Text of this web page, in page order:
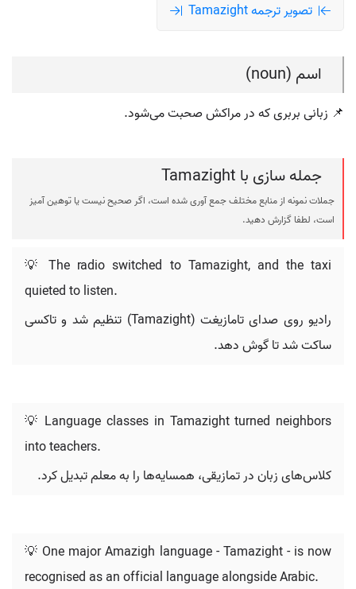
تصویر ترجمه Tamazight
اسم (noun)
📌 زبانی بربری که در مراکش صحبت می‌شود.
جمله سازی با Tamazight
جملات نمونه از منابع مختلف جمع آوری شده است، اگر صحیح نیست یا توهین آمیز
است، لطفا گزارش دهید.
💡 The radio switched to Tamazight, and the taxi
quieted to listen.
رادیو روی صدای تامازیغت (Tamazight) تنظیم شد و تاکسی
ساکت شد تا گوش دهد.
💡 Language classes in Tamazight turned neighbors
into teachers.
کلاس‌های زبان در تمازیقی، همسایه‌ها را به معلم تبدیل کرد.
💡 One major Amazigh language - Tamazight - is now
recognised as an official language alongside Arabic.